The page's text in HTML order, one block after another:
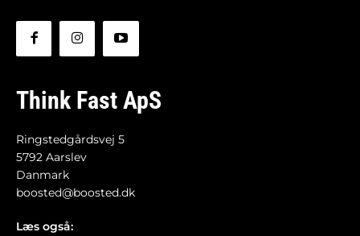
Think Fast ApS
Ringstedgårdsvej 5
5792 Aarslev
Danmark
boosted@boosted.dk
Læs også: